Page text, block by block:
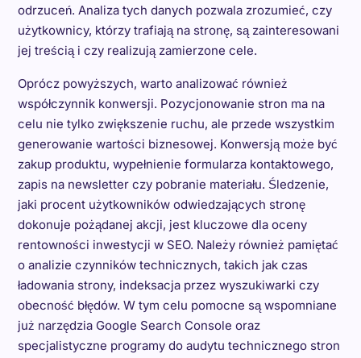
odrzuceń. Analiza tych danych pozwala zrozumieć, czy
użytkownicy, którzy trafiają na stronę, są zainteresowani
jej treścią i czy realizują zamierzone cele.
Oprócz powyższych, warto analizować również
współczynnik konwersji. Pozycjonowanie stron ma na
celu nie tylko zwiększenie ruchu, ale przede wszystkim
generowanie wartości biznesowej. Konwersją może być
zakup produktu, wypełnienie formularza kontaktowego,
zapis na newsletter czy pobranie materiału. Śledzenie,
jaki procent użytkowników odwiedzających stronę
dokonuje pożądanej akcji, jest kluczowe dla oceny
rentowności inwestycji w SEO. Należy również pamiętać
o analizie czynników technicznych, takich jak czas
ładowania strony, indeksacja przez wyszukiwarki czy
obecność błędów. W tym celu pomocne są wspomniane
już narzędzia Google Search Console oraz
specjalistyczne programy do audytu technicznego stron